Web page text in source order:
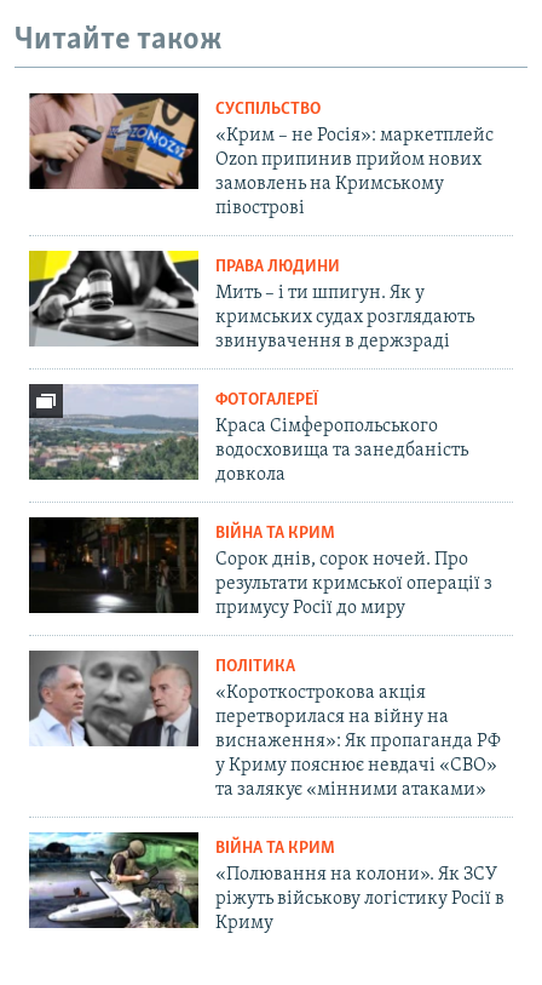
Читайте також
СУСПІЛЬСТВО
«Крим – не Росія»: маркетплейс
Ozon припинив прийом нових
замовлень на Кримському
півострові
ПРАВА ЛЮДИНИ
Мить – і ти шпигун. Як у
кримських судах розглядають
звинувачення в держзраді
ФОТОГАЛЕРЕЇ
Краса Сімферопольського
водосховища та занедбаність
довкола
ВІЙНА ТА КРИМ
Сорок днів, сорок ночей. Про
результати кримської операції з
примусу Росії до миру
ПОЛІТИКА
«Короткострокова акція
перетворилася на війну на
виснаження»: Як пропаганда РФ
у Криму пояснює невдачі «СВО»
та залякує «мінними атаками»
ВІЙНА ТА КРИМ
«Полювання на колони». Як ЗСУ
ріжуть військову логістику Росії в
Криму